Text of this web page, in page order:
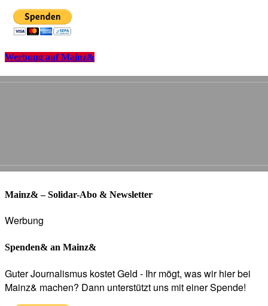
Werbung auf Mainz&
Mainz& – Solidar-Abo & Newsletter
Werbung
Spenden& an Mainz&
Guter Journalismus kostet Geld - Ihr mögt, was wir hier bei
Mainz& machen? Dann unterstützt uns mit einer Spende!